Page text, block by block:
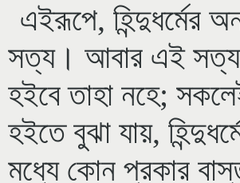
এইরূপে, হিন্দুধর্মের
সত্য। আবার এই সত্য
হইবে তাহা নহে;
হইতে বুঝা যায়,
মধ্যে কোন প্রকার